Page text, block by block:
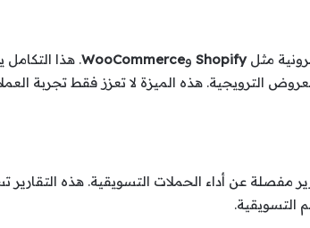
Shopify وWooCommerce. هذا التكامل
الترويجية. هذه الميزة لا تعزز فقط تجربة
التي تقدم تقارير مفصلة عن أداء الحملات التسويقية. هذه
التسويقية.